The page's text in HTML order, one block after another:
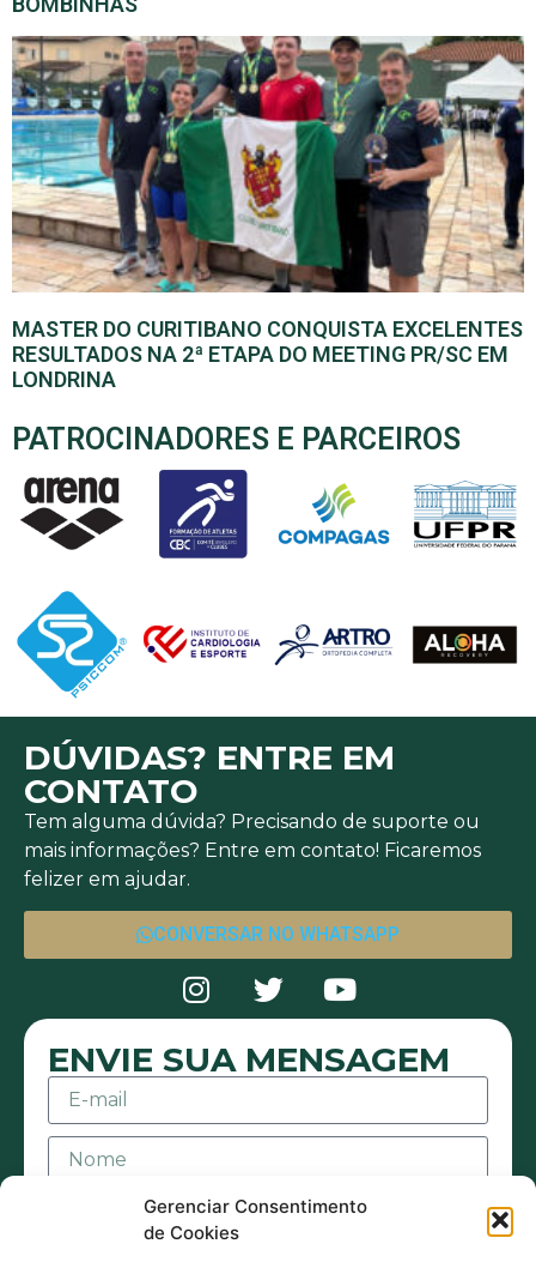
Gerenciar Consentimento
de Cookies
MASTER DO CURITIBANO CONQUISTA EXCELENTES
RESULTADOS NA 2ª ETAPA DO MEETING PR/SC EM
LONDRINA
PATROCINADORES E PARCEIROS
DÚVIDAS? ENTRE EM
CONTATO
Tem alguma dúvida? Precisando de suporte ou
mais informações? Entre em contato! Ficaremos
felizer em ajudar.
CONVERSAR NO WHATSAPP
ENVIE SUA MENSAGEM